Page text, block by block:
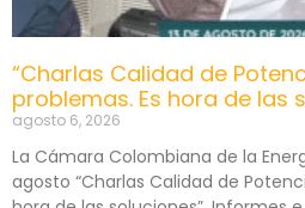
“Charlas Calidad de
problemas. Es hora de las
agosto 6, 2026
La Cámara Colombiana de la
agosto “Charlas Calidad de